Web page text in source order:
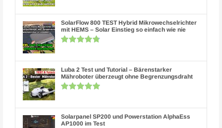
SolarFlow 800 TEST Hybrid Mikrowechselrichter
mit HEMS – Solar Einstieg so einfach wie nie
Luba 2 Test und Tutorial – Bärenstarker
Mähroboter überzeugt ohne Begrenzungsdraht
Solarpanel SP200 und Powerstation AlphaEss
AP1000 im Test